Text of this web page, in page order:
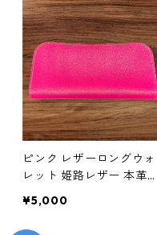
ピンク レザーロングウォ
レット 姫路レザー 本革長
可愛い L122 革財布 ハンド
メイド
¥5,000